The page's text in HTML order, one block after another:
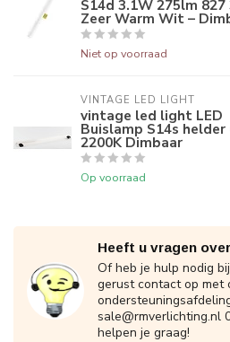
S14d 3.1W 275lm 827
Zeer Warm Wit –
Niet op voorraad
VINTAGE LED LIGHT
vintage led light LED
Buislamp S14s helder
2200K Dimbaar
Op voorraad
Heeft u vragen
Of heb je hulp nodig
gerust contact op met
sale@rmverlichting.nl
helpen je graag!